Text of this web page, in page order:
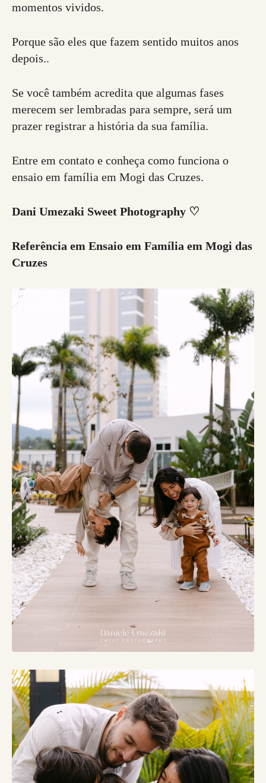
momentos vividos.
Porque são eles que fazem sentido muitos anos
depois..
Se você também acredita que algumas fases
merecem ser lembradas para sempre, será um
prazer registrar a história da sua família.
Entre em contato e conheça como funciona o
ensaio em família em Mogi das Cruzes.
Dani Umezaki Sweet Photography ♡
Referência em Ensaio em Família em Mogi das
Cruzes